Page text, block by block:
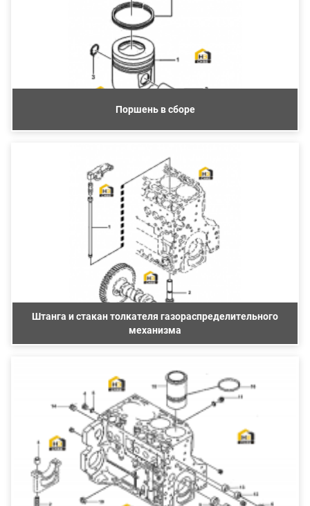
Поршень в сборе
Штанга и стакан толкателя газораспределительного
механизма